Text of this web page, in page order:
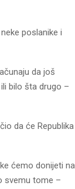
poslanike i
da još
bilo šta drugo –
da će Republika
ćemo donijeti na
svemu tome –